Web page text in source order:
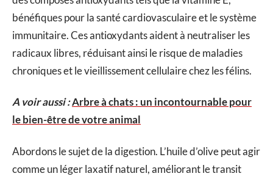
bénéfiques pour la santé cardiovasculaire et le système
immunitaire. Ces antioxydants aident à neutraliser les
radicaux libres, réduisant ainsi le risque de maladies
chroniques et le vieillissement cellulaire chez les félins.
A voir aussi :Arbre à chats : un incontournable pour
le bien-être de votre animal
Abordons le sujet de la digestion. L’huile d’olive peut agir
comme un léger laxatif naturel, améliorant le transit